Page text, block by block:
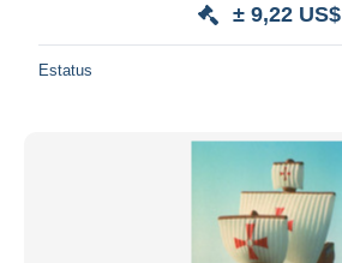
± 9,22 US$
Estatus